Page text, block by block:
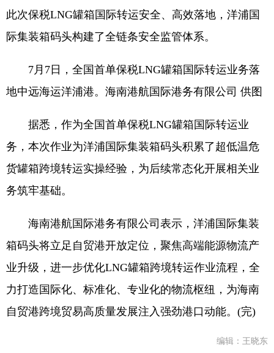
此次保税LNG罐箱国际转运安全、高效落地，洋浦国
际集装箱码头构建了全链条安全监管体系。
7月7日，全国首单保税LNG罐箱国际转运业务落
地中远海运洋浦港。海南港航国际港务有限公司 供图
据悉，作为全国首单保税LNG罐箱国际转运业
务，本次作业为洋浦国际集装箱码头积累了超低温危
货罐箱跨境转运实操经验，为后续常态化开展相关业
务筑牢基础。
海南港航国际港务有限公司表示，洋浦国际集装
箱码头将立足自贸港开放定位，聚焦高端能源物流产
业升级，进一步优化LNG罐箱跨境转运作业流程，全
力打造国际化、标准化、专业化的物流枢纽，为海南
自贸港跨境贸易高质量发展注入强劲港口动能。(完)
编辑：王晓东